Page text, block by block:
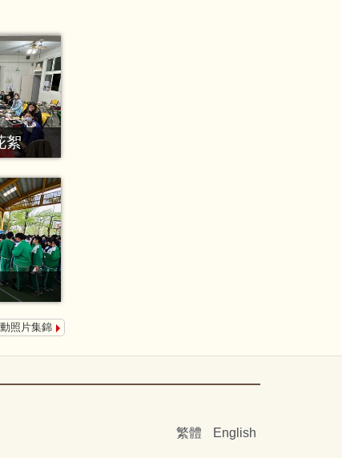
絮
照片集錦
繁體 English